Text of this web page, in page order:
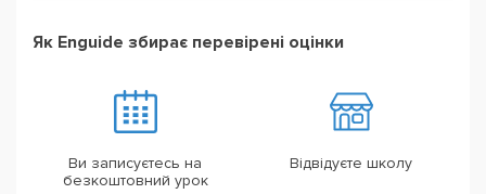
Як Enguide збирає перевірені оцінки
Ви записуєтесь на
безкоштовний урок
Відвідуєте школу